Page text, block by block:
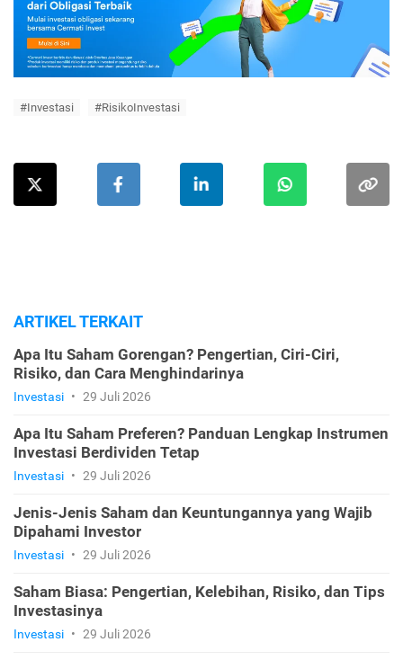
#Investasi #RisikoInvestasi
ARTIKEL TERKAIT
Apa Itu Saham Gorengan? Pengertian, Ciri-Ciri,
Risiko, dan Cara Menghindarinya
Investasi • 29 Juli 2026
Apa Itu Saham Preferen? Panduan Lengkap Instrumen
Investasi Berdividen Tetap
Investasi • 29 Juli 2026
Jenis-Jenis Saham dan Keuntungannya yang Wajib
Dipahami Investor
Investasi • 29 Juli 2026
Saham Biasa: Pengertian, Kelebihan, Risiko, dan Tips
Investasinya
Investasi • 29 Juli 2026